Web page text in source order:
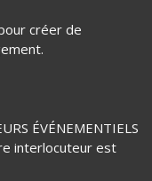
créer de
ÉVÉNEMENTIELS
interlocuteur est